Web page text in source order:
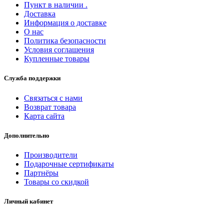
Пункт в наличии .
Доставка
Информация о доставке
О нас
Политика безопасности
Условия соглашения
Купленные товары
Служба поддержки
Связаться с нами
Возврат товара
Карта сайта
Дополнительно
Производители
Подарочные сертификаты
Партнёры
Товары со скидкой
Личный кабинет